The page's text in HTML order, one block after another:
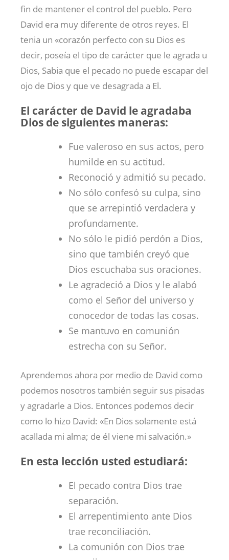
fin de mantener el control del pueblo. Pero
David era muy diferente de otros reyes. El
tenia un «corazón perfecto con su Dios es
decir, poseía el tipo de carácter que le agrada u
Dios, Sabia que el pecado no puede escapar del
ojo de Dios y que ve desagrada a El.
El carácter de David le agradaba
Dios de siguientes maneras:
Fue valeroso en sus actos, pero
humilde en su actitud.
Reconoció y admitió su pecado.
No sólo confesó su culpa, sino
que se arrepintió verdadera y
profundamente.
No sólo le pidió perdón a Dios,
sino que también creyó que
Dios escuchaba sus oraciones.
Le agradeció a Dios y le alabó
como el Señor del universo y
conocedor de todas las cosas.
Se mantuvo en comunión
estrecha con su Señor.
Aprendemos ahora por medio de David como
podemos nosotros también seguir sus pisadas
y agradarle a Dios. Entonces podemos decir
como lo hizo David: «En Dios solamente está
acallada mi alma; de él viene mi salvación.»
En esta lección usted estudiará:
El pecado contra Dios trae
separación.
El arrepentimiento ante Dios
trae reconciliación.
La comunión con Dios trae